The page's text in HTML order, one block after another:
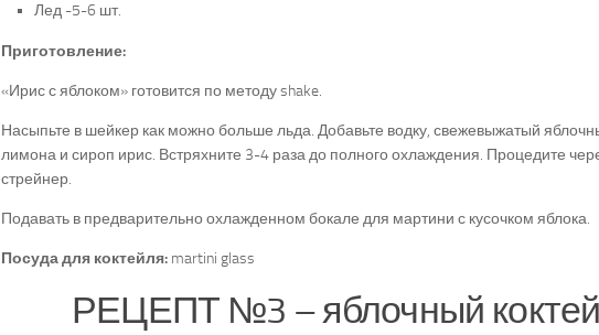
Лед -5-6 шт.
Приготовление:
«Ирис с яблоком» готовится по методу shake.
Насыпьте в шейкер как можно больше льда. Добавьте водку, свежевыжатый
лимона и сироп ирис. Встряхните 3-4 раза до полного охлаждения. Процедите
стрейнер.
Подавать в предварительно охлажденном бокале для мартини с кусочком яблока.
Посуда для коктейля: martini glass
РЕЦЕПТ №3 – яблочный